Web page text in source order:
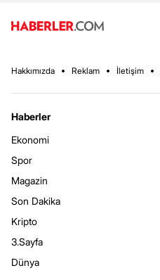
Hakkımızda Reklam İletişim
Haberler
Ekonomi
Spor
Magazin
Son Dakika
Kripto
3.Sayfa
Dünya